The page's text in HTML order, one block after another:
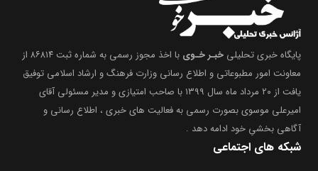
پایگاه خبری تحلیلی خبـر خـوی
با اخذ مجوز رسمی به شماره ثبت ۸۶۸۱۴ از
معاونت امور مطبوعاتی و اطلاع رسانی وزارت فرهنگ و ارشاد اسلامی توفیق
یافت از ۲۰ مرداد ماه سال ۱۳۹۹ با صاحب امتیازی و مدیر مسئولی آقای
امیرعلی موسوی بصورت رسمی به فعالیت های خبری ، اطلاع رسانی و
آگاهی بخشیِ خود ادامه دهد .
شبکه های اجتماعی